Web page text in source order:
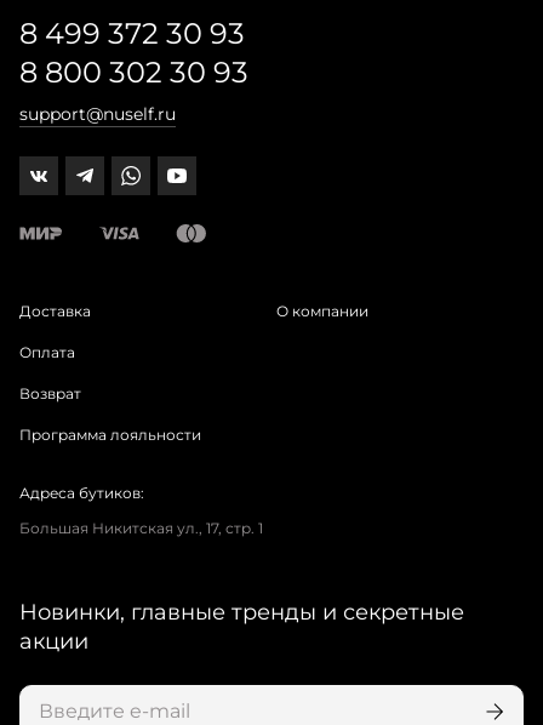
8 499 372 30 93
8 800 302 30 93
support@nuself.ru
Доставка
Оплата
Возврат
Программа лояльности
О компании
Адреса бутиков:
Большая Никитская ул., 17, стр. 1
Новинки, главные тренды и секретные
акции